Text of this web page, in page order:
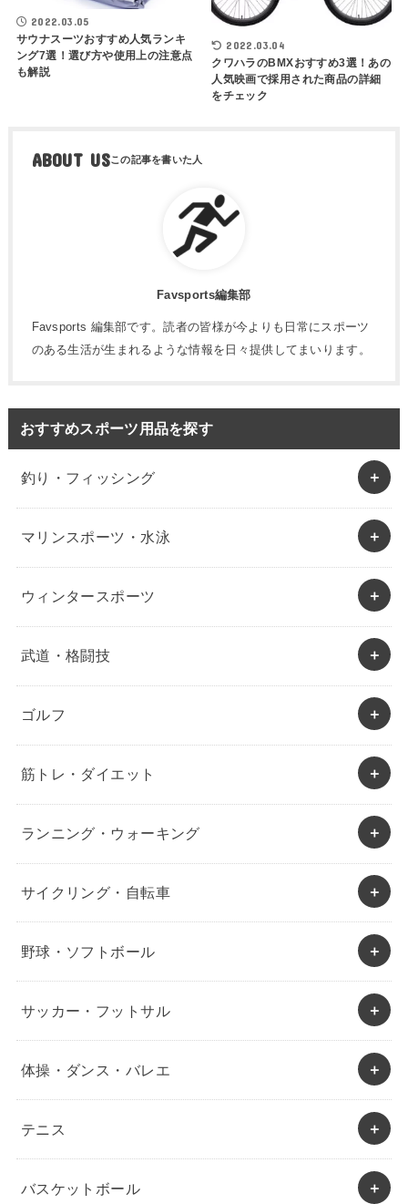
2022.03.05
サウナスーツおすすめ人気ランキ
ング7選！選び方や使用上の注意点
も解説
2022.03.04
クワハラのBMXおすすめ3選！あの
人気映画で採用された商品の詳細
をチェック
ABOUT US
Favsports編集部
Favsports 編集部です。読者の皆様が今よりも日常にスポーツ
のある生活が生まれるような情報を日々提供してまいります。
おすすめスポーツ用品を探す
釣り・フィッシング
マリンスポーツ・水泳
ウィンタースポーツ
武道・格闘技
ゴルフ
筋トレ・ダイエット
ランニング・ウォーキング
サイクリング・自転車
野球・ソフトボール
サッカー・フットサル
体操・ダンス・バレエ
テニス
バスケットボール